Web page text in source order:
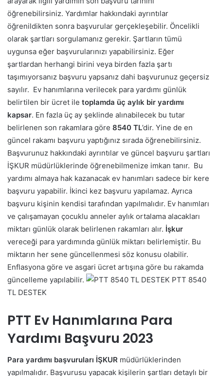
öğrenebilirsiniz. Yardımlar hakkındaki ayrıntılar
öğrenildikten sonra başvurular gerçekleşebilir. Öncelikli
olarak şartları sorgulamanız gerekir. Şartların tümü
uygunsa eğer başvurularınızı yapabilirsiniz. Eğer
şartlardan herhangi birini veya birden fazla şartı
taşımıyorsanız başvuru yapsanız dahi başvurunuz geçersiz
sayılır. Ev hanımlarına verilecek para yardımı günlük
belirtilen bir ücret ile toplamda üç aylık bir yardımı
kapsar. En fazla üç ay şeklinde alınabilecek bu tutar
belirlenen son rakamlara göre 8540 TL’dir. Yine de en
güncel rakamı başvuru yaptığınız sırada öğrenebilirsiniz.
Başvurunuz hakkındaki ayrıntılar ve güncel başvuru şartları
İŞKUR müdürlüklerinde öğrenebilmenize imkan tanır. Bu
yardımı almaya hak kazanacak ev hanımları sadece bir kere
başvuru yapabilir. İkinci kez başvuru yapılamaz. Ayrıca
başvuru kişinin kendisi tarafından yapılmalıdır. Ev hanımları
ve çalışamayan çocuklu anneler aylık ortalama alacakları
miktarı günlük olarak belirlenen rakamları alır. İşkur
vereceği para yardımında günlük miktarı belirlemiştir. Bu
miktarın her sene güncellenmesi söz konusu olabilir.
Enflasyona göre ve asgari ücret artışına göre bu rakamda
güncelleme yapılabilir.
PTT 8540
TL DESTEK
PTT Ev Hanımlarına Para
Yardımı Başvuru 2023
Para yardımı başvuruları İŞKUR müdürlüklerinden
yapılmalıdır. Başvurusu yapacak kişilerin şartları detaylı bir